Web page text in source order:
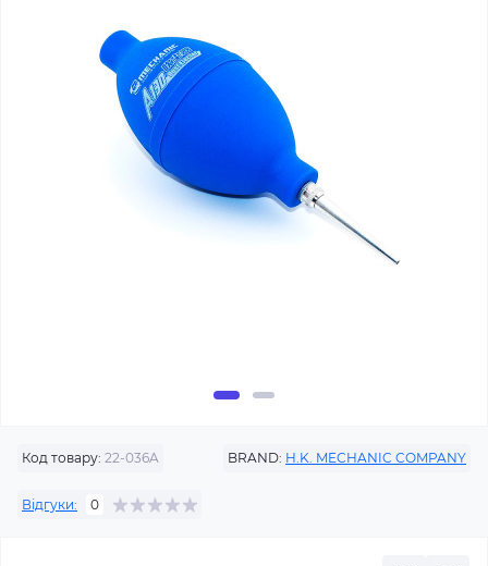
Код товару: 22-036A BRAND: H.K. MECHANIC COMPANY
Відгуки: 0